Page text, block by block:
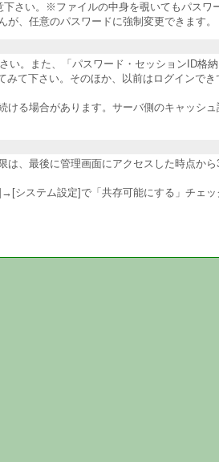
さい。※ファイルの中身を覗いてもパスワ
、任意のパスワードに強制変更できます。
。また、「パスワード・セッションID格
て下さい。そのほか、以前はログインで
る場合があります。サーバ側のキャッシ
、最後に管理画面にアクセスした時点か
ステム設定]で「共存可能にする」チェ